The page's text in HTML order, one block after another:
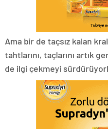
Ama bir de taçsız kalan
tahtlarını, taçlarını artık
de ilgi çekmeyi